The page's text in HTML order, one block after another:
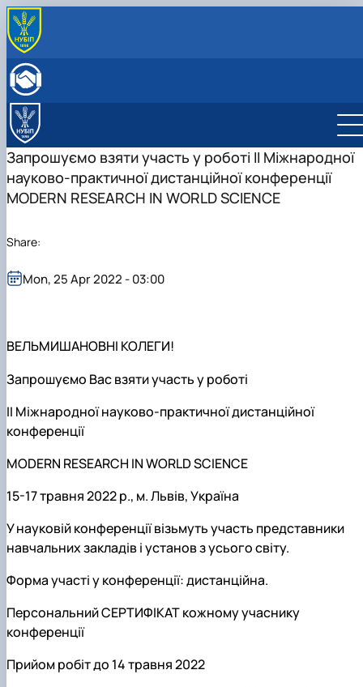
Навчально-наукова лабораторія
програми та ЕНК
Аспіранти кафедри
МІЖНАРОДНА ДІЯЛЬНІСТЬ
НАУКОВИЙ ГУРТОК
МІЖНАРОДНІ НАУКОВО-ПРАКТИЧНІ КОНФЕРЕНЦІЇ
Запрошуємо взяти участь у роботі II Міжнародної
науково-практичної дистанційної конференції
MODERN RESEARCH IN WORLD SCIENCE
ВЕЛЬМИШАНОВНІ КОЛЕГИ!
Запрошуємо Вас взяти участь у роботі
II Міжнародної науково-практичної дистанційної
конференції
MODERN RESEARCH IN WORLD SCIENCE
15-17 травня 2022 р., м. Львів, Україна
У науковій конференції візьмуть участь представники
навчальних закладів і установ з усього світу.
Форма участі у конференції: дистанційна.
Персональний СЕРТИФІКАТ кожному учаснику
конференції
Прийом робіт до 14 травня 2022
Mon, 25 Apr 2022 - 03:00
Share: